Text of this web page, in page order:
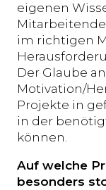
eigenen
im richtigen
Der Glaube
Motivation/
Projekte in
in der
können.
Auf welche
besonders